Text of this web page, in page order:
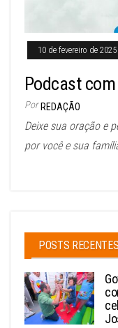
10 de fevereiro de 2025
Podcast
Por REDAÇÃO
Deixe sua oração e
por você e sua
POSTS